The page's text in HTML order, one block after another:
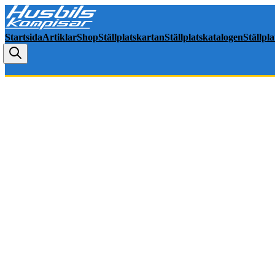
StartsidaArtiklarShopStällplatskartanStällplatskatalogen